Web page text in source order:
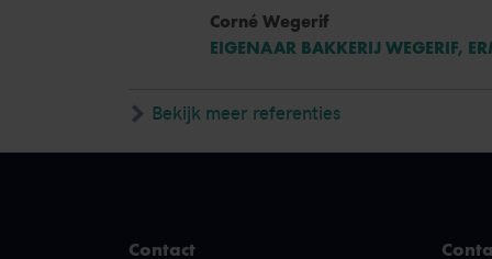
Corné Wegerif
EIGENAAR BAKKERIJ WEGERIF,
Bekijk meer referenties
Contact